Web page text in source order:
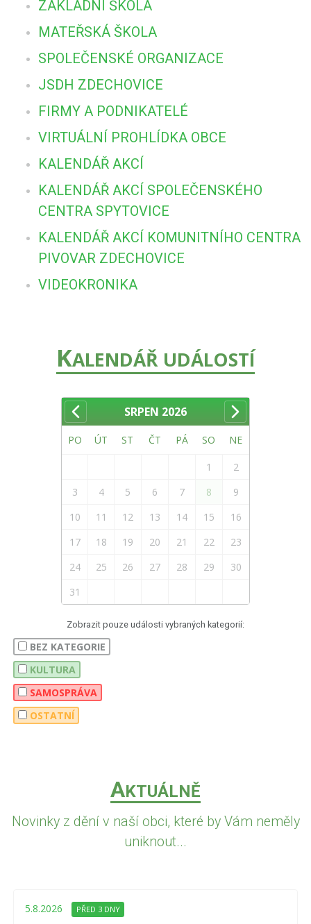
ZÁKLADNÍ ŠKOLA
MATEŘSKÁ ŠKOLA
SPOLEČENSKÉ ORGANIZACE
JSDH ZDECHOVICE
FIRMY A PODNIKATELÉ
VIRTUÁLNÍ PROHLÍDKA OBCE
KALENDÁŘ AKCÍ
KALENDÁŘ AKCÍ SPOLEČENSKÉHO
CENTRA SPYTOVICE
KALENDÁŘ AKCÍ KOMUNITNÍHO CENTRA
PIVOVAR ZDECHOVICE
VIDEOKRONIKA
KALENDÁŘ UDÁLOSTÍ
SRPEN 2026
PO ÚT ST ČT PÁ SO NE
1
2
3
4 5 6 7 8
9
10
11 12 13 14 15
16
17
18 19 20 21 22
23
24
25 26 27 28 29
30
31
Zobrazit pouze události vybraných kategorií:
BEZ KATEGORIE
KULTURA
SAMOSPRÁVA
OSTATNÍ
AKTUÁLNĚ
Novinky z dění v naší obci, které by Vám neměly
uniknout...
5.8.2026 PŘED 3 DNY